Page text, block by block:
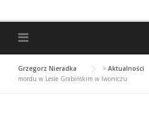
Grzegorz Nieradka > Aktualności
mordu w Lesie Grabińskim w Iwoniczu